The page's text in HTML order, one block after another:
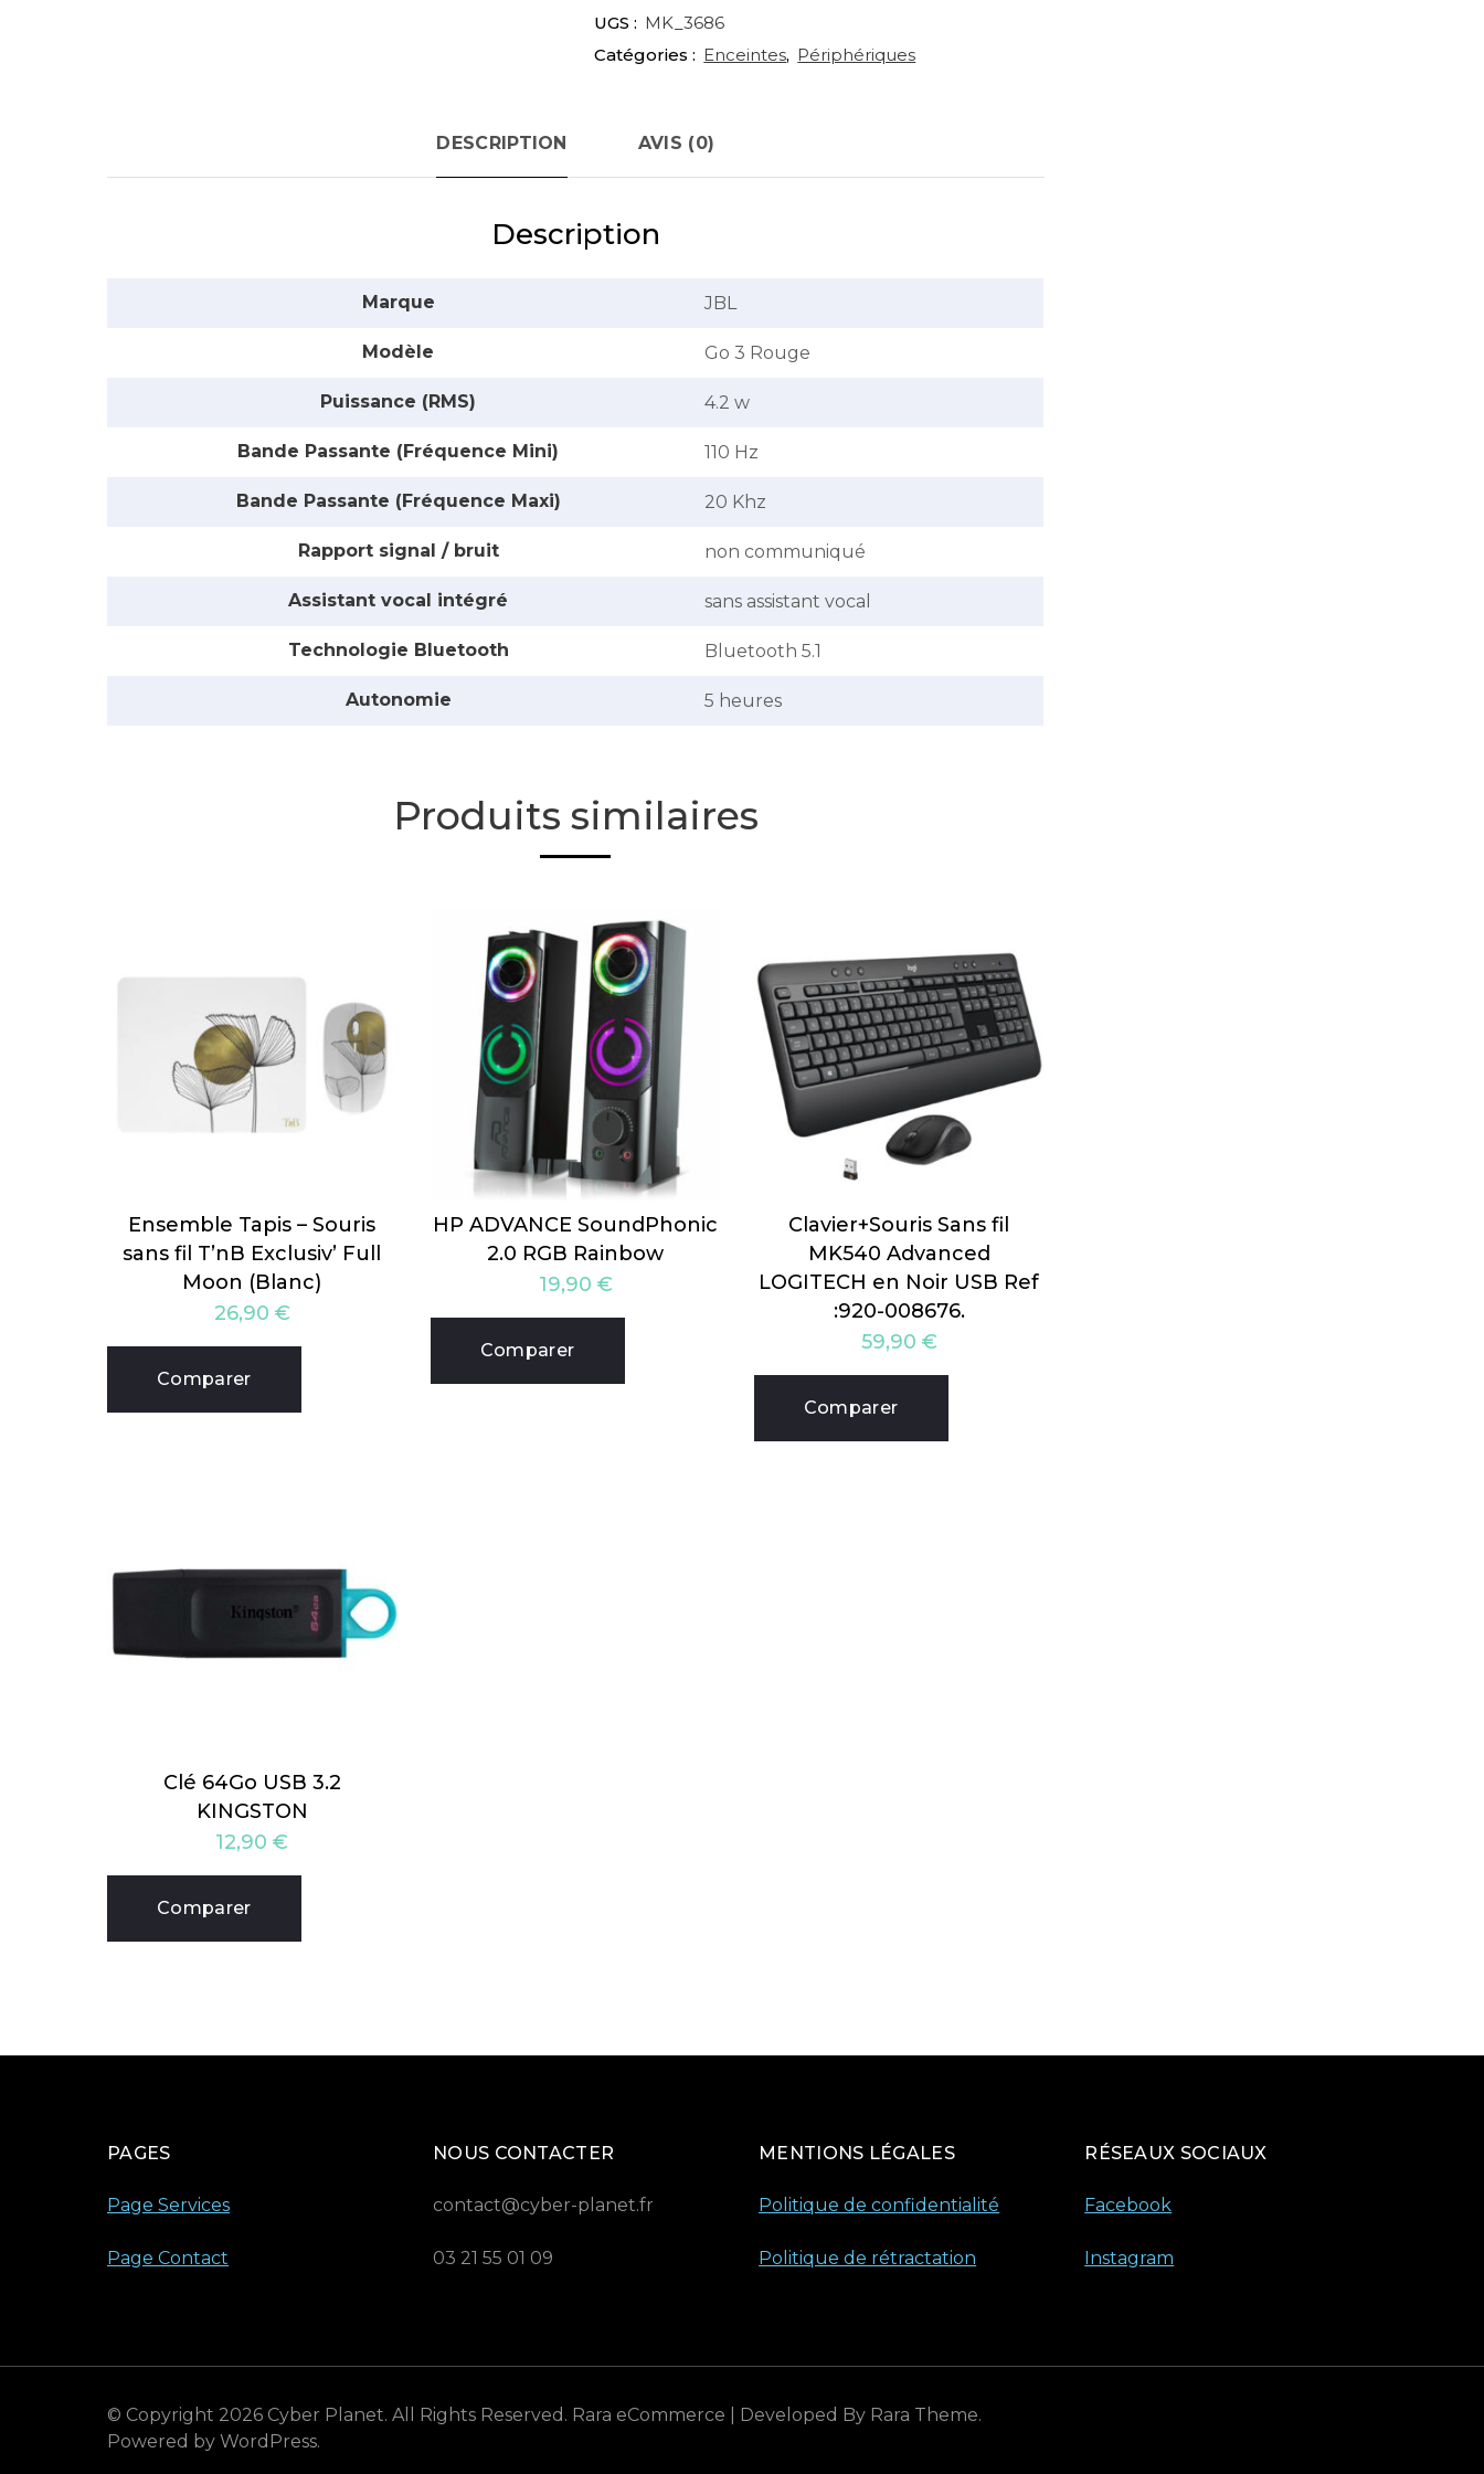
UGS : MK_3686
Catégories : Enceintes, Périphériques
DESCRIPTION AVIS (0)
Description
Marque JBL
Modèle Go 3 Rouge
Puissance (RMS) ‎4.2 w
Bande Passante (Fréquence Mini) 110 Hz
Bande Passante (Fréquence Maxi) ‎20 Khz
Rapport signal / bruit non communiqué
Assistant vocal intégré sans assistant vocal
Technologie Bluetooth Bluetooth 5.1
Autonomie 5 heures
Produits similaires
Ensemble Tapis – Souris
sans fil T’nB Exclusiv’ Full
Moon (Blanc)
26,90 €
Comparer
HP ADVANCE SoundPhonic
2.0 RGB Rainbow
19,90 €
Comparer
Clavier+Souris Sans fil
MK540 Advanced
LOGITECH en Noir USB Ref
:920-008676.
59,90 €
Comparer
Clé 64Go USB 3.2
KINGSTON
12,90€
Comparer
PAGES
Page Services
Page Contact
NOUS CONTACTER
contact@cyber-planet.fr
03 21 55 01 09
MENTIONS LÉGALES
Politique de confidentialité
Politique de rétractation
RÉSEAUX SOCIAUX
Facebook
Instagram
© Copyright 2026 Cyber Planet. All Rights Reserved. Rara eCommerce | Developed By Rara Theme.
Powered by WordPress.